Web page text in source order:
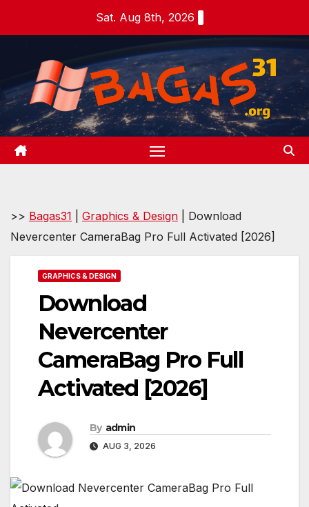
Sat. Aug 8th, 2026
>> Bagas31 Graphics & Design
Download
Nevercenter CameraBag Pro Full Activated [2026]
GRAPHICS & DESIGN
Download
Nevercenter
CameraBag Pro Full
Activated [2026]
By admin
AUG 3, 2026